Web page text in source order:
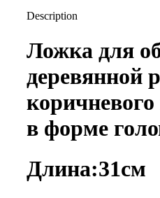
Description
Ложка для
деревянной
в форме